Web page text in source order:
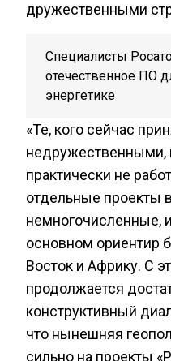
дружественными
Специалисты
отечественное ПО
энергетике
«Те, кого сейчас
недружественными,
практически не
отдельные проекты
немногочисленные,
основном ориентир
Восток и Африку. С
продолжается
конструктивный
что нынешняя
сильно на проекты